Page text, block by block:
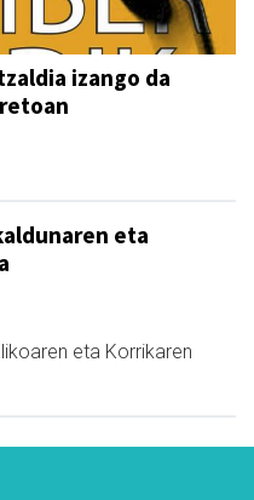
izango da
eta
eta Korrikaren